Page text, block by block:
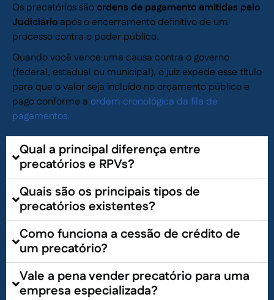
Os precatórios sãoordens de pagamento emitidas pelo
Judiciário após o encerramento definitivo de um
processo contra o poder público.
Quando você vence uma causa contra o governo
(federal, estadual ou municipal), o juiz expede esse título
para que o valor seja incluído no orçamento público e
pago conforme a ordem cronológica da fila de
pagamentos.
Qual a principal diferença entre
precatórios e RPVs?
Quais são os principais tipos de
precatórios existentes?
Como funciona a cessão de crédito de
um precatório?
Vale a pena vender precatório para uma
empresa especializada?